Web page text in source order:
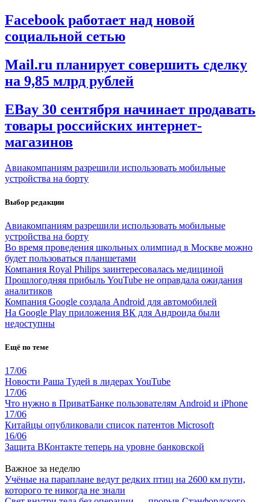
Facebook работает над новой
социальной сетью
Mail.ru планирует совершить сделку
на 9,85 млрд рублей
EBay 30 сентября начинает продавать
товары российских интернет-
магазинов
Авиакомпаниям разрешили использовать мобильные
устройства на борту
Выбор редакции
Авиакомпаниям разрешили использовать мобильные
устройства на борту
Во время проведения школьных олимпиад в Москве можно
будет пользоваться планшетами
Компания Royal Philips заинтересовалась медициной
Прошлогодняя прибыль YouTube не оправдала ожидания
аналитиков
Компания Google создала Android для автомобилей
На Google Play приложения ВК для Андроида были
недоступны
Ещё по теме
17/06
Новости Раша Тудей в лидерах YouTube
17/06
Что нужно в ПриватБанке пользователям Android и iPhone
17/06
Китайцы опубликовали список патентов Microsoft
16/06
Защита ВКонтакте теперь на уровне банковской
Важное за неделю
Учёные на параплане ведут редких птиц на 2600 км пути,
которого те никогда не знали